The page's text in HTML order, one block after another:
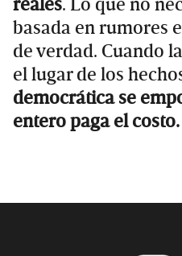
reales. Lo que no
basada en rumores
de verdad. Cuando
el lugar de los
democrática se
entero paga el costo.